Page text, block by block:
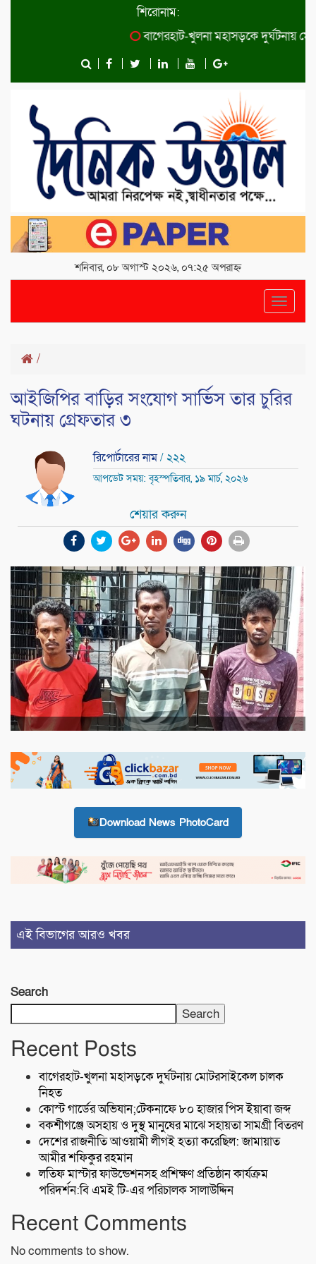
শিরোনাম:
বাগেরহাট-খুলনা মহাসড়কে ‌দুর্ঘটনায়
শনিবার, ০৮ অগাস্ট ২০২৬, ০৭:২৫ অপরাহ্ন
Toggle
/
আইজিপির বাড়ির সংযোগ সার্ভিস তার চুরির
ঘটনায় গ্রেফতার ৩
রিপোর্টারের নাম/ ২২২
আপডেট সময়: বৃহস্পতিবার, ১৯ মার্চ, ২০২৬
শেয়ার করুন
Download News PhotoCard
এই বিভাগের আরও খবর
Search
Search
Recent Posts
বাগেরহাট-খুলনা মহাসড়কে ‌দুর্ঘটনায় মোটরসাইকেল চালক
নিহত
কোস্ট গার্ডের অভিযান;টেকনাফে ৮০ হাজার পিস ইয়াবা জব্দ
বকশীগঞ্জে অসহায় ও দুস্থ মানুষের মাঝে সহায়তা সামগ্রী বিতরণ
দেশের রাজনীতি আওয়ামী লীগই হত্যা করেছিল: জামায়াত
আমীর শফিকুর রহমান
লতিফ মাস্টার ফাউন্ডেশনসহ প্রশিক্ষণ প্রতিষ্ঠান কার্যক্রম
পরিদর্শন:বি এমই টি-এর পরিচালক সালাউদ্দিন
Recent Comments
No comments to show.